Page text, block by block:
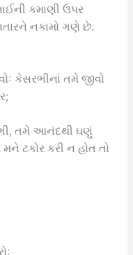
કમાણી ઉપર
નકામો ગણે છે.
કેસરભીનાં તમે જીવો
તમે આનંદથી ઘણું
ટકોર કરી ન હોત તો